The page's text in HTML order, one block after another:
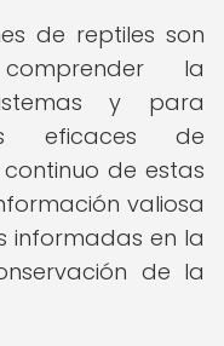
de reptiles son
la
y para
eficaces de
de estas
valiosa
informadas en la
de la